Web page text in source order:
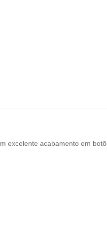
excelente acabamento em